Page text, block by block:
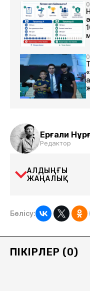
Ерғали
Редактор
АЛДЫҢҒЫ
ЖАҢАЛЫҚ
Бөлісу:
ПІКІРЛЕР (0)